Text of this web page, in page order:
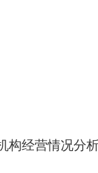
构经营情况分